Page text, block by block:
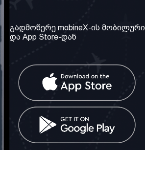
ჩვენ შესახებ
ჩვენი სერვისები
კონტაქტი
საქართველო: თბილისი
ტელ: 032 2 04 00 50
ელ. ფოსტა:
info@mobinex.ge
გადმოწერე mobineX-ის
და App Store-დან